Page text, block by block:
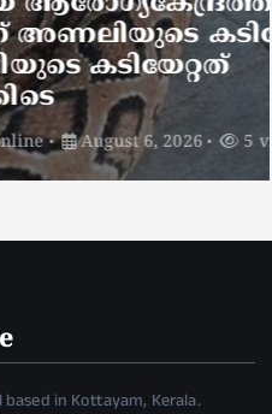
കടിയേറ്റു;
6, 2026 5 views
in Kottayam, Kerala.